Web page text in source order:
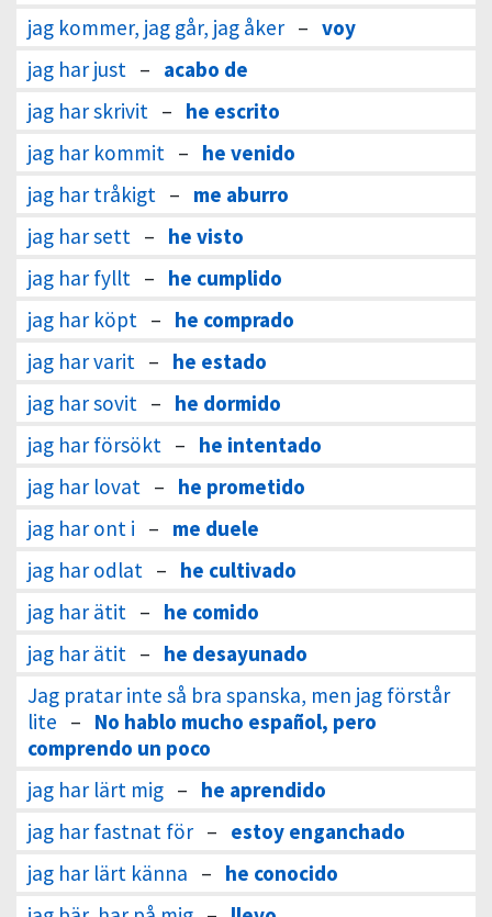
jag kommer, jag går, jag åker – voy
jag har just – acabo de
jag har skrivit – he escrito
jag har kommit – he venido
jag har tråkigt – me aburro
jag har sett – he visto
jag har fyllt – he cumplido
jag har köpt – he comprado
jag har varit – he estado
jag har sovit – he dormido
jag har försökt – he intentado
jag har lovat – he prometido
jag har ont i – me duele
jag har odlat – he cultivado
jag har ätit – he comido
jag har ätit – he desayunado
Jag pratar inte så bra spanska, men jag förstår
lite – No hablo mucho español, pero
comprendo un poco
jag har lärt mig – he aprendido
jag har fastnat för – estoy enganchado
jag har lärt känna – he conocido